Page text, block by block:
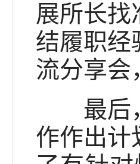
展所长找
结履职经
流分享会
最后，
作作出计